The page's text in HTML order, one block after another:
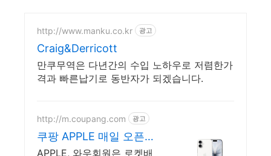
http://www.manku.co.kr 광고
Craig&Derricott
만쿠무역은 다년간의 수입 노하우로 저렴한가
격과 빠른납기로 동반자가 되겠습니다.
http://m.coupang.com 광고
쿠팡 APPLE 매일 오픈되
는 와우회원 특가
APPLE, 와우회원은 로켓배